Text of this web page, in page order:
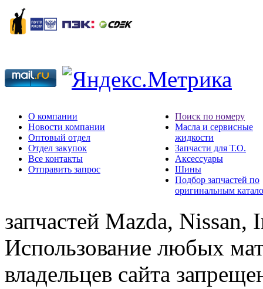
О компании
Новости компании
Оптовый отдел
Отдел закупок
Все контакты
Отправить запрос
Поиск по номеру
Масла и сервисные
жидкости
Запчасти для Т.О.
Аксессуары
Шины
Подбор запчастей по
оригинальным
запчастей Mazda,
Использование любых
владельцев сайта